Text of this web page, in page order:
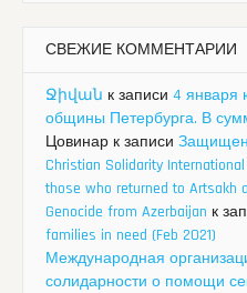
СВЕЖИЕ КОММЕНТАРИИ
Ջիվան к записи 4 января
общины Петербурга. В
Цовинар к записи
Christian Solidarity
those who returned to Artsakh
Genocide from Azerbaijan к
families in need (Feb 2021)
Международная
солидарности о помощи